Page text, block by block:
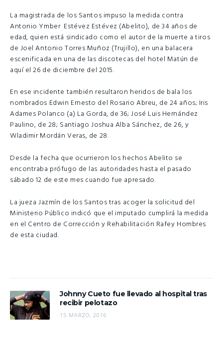
La magistrada de los Santos impuso la medida contra
Antonio Ymber Estévez Estévez (Abelito), de 34 años de
edad, quien está sindicado como el autor de la muerte a tiros
de Joel Antonio Torres Muñoz (Trujillo), en una balacera
escenificada en una de las discotecas del hotel Matún de
aquí el 26 de diciembre del 2015.
En ese incidente también resultaron heridos de bala los
nombrados Edwin Ernesto del Rosario Abreu, de 24 años; Iris
Adames Polanco (a) La Gorda, de 36; José Luis Hernández
Paulino, de 28; Santiago Joshua Alba Sánchez, de 26, y
Wladimir Mordán Veras, de 28.
Desde la fecha que ocurrieron los hechos Abelito se
encontraba prófugo de las autoridades hasta el pasado
sábado 12 de este mes cuando fue apresado.
La jueza Jazmín de los Santos tras acoger la solicitud del
Ministerio Público indicó que el imputado cumplirá la medida
en el Centro de Corrección y Rehabilitación Rafey Hombres
de esta ciudad.
Johnny Cueto fue llevado al hospital tras
recibir pelotazo
15 MARZO, 2016